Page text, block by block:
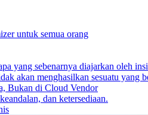
untuk semua orang
yang sebenarnya diajarkan oleh
akan menghasilkan sesuatu yang
Bukan di Cloud Vendor
dan ketersediaan.